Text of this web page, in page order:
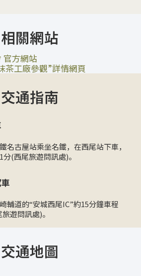
相關網站
官方網站
茶工廠參觀”詳情網頁
交通指南
名古屋站乘坐名鐵，在西尾站下車，
分(西尾旅遊問訊處)。
輔道的“安城西尾IC”約15分鐘車程
遊問訊處)。
交通地圖